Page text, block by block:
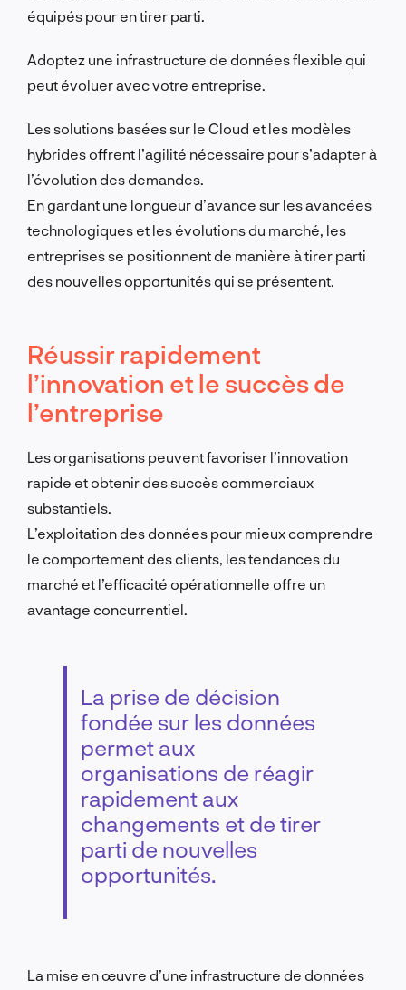
équipés pour en tirer parti.
Adoptez une infrastructure de données flexible qui
peut évoluer avec votre entreprise.
Les solutions basées sur le Cloud et les modèles
hybrides offrent l’agilité nécessaire pour s’adapter à
l’évolution des demandes.
En gardant une longueur d’avance sur les avancées
technologiques et les évolutions du marché, les
entreprises se positionnent de manière à tirer parti
des nouvelles opportunités qui se présentent.
Réussir rapidement
l’innovation et le succès de
l’entreprise
Les organisations peuvent favoriser l’innovation
rapide et obtenir des succès commerciaux
substantiels.
L’exploitation des données pour mieux comprendre
le comportement des clients, les tendances du
marché et l’efficacité opérationnelle offre un
avantage concurrentiel.
La prise de décision
fondée sur les données
permet aux
organisations de réagir
rapidement aux
changements et de tirer
parti de nouvelles
opportunités.
La mise en œuvre d’une infrastructure de données